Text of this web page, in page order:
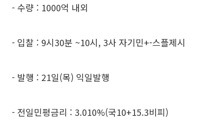
- 수량 : 1000억 내외
- 입찰 : 9시30분 ~10시, 3사 자기민+-스플제시
- 발행 : 21일(목) 익일발행
- 전일민평금리 : 3.010%(국10+15.3비피)